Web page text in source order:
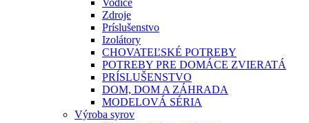
Vodiče
Zdroje
Príslušenstvo
Izolátory
CHOVATEĽSKÉ POTREBY
POTREBY PRE DOMÁCE ZVIERATÁ
PRÍSLUŠENSTVO
DOM, DOM A ZÁHRADA
MODELOVÁ SÉRIA
Výroba syrov